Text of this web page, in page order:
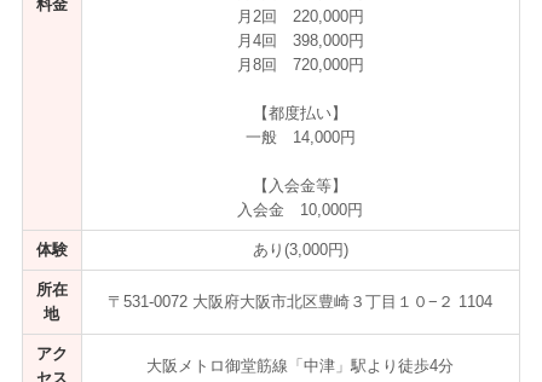
料金
月2回 220,000円
月4回 398,000円
月8回 720,000円
【都度払い】
一般 14,000円
【入会金等】
入会金 10,000円
体験 あり(3,000円)
所在
地
〒531-0072 大阪府大阪市北区豊崎３丁目１０−２ 1104
アク
セス
大阪メトロ御堂筋線「中津」駅より徒歩4分